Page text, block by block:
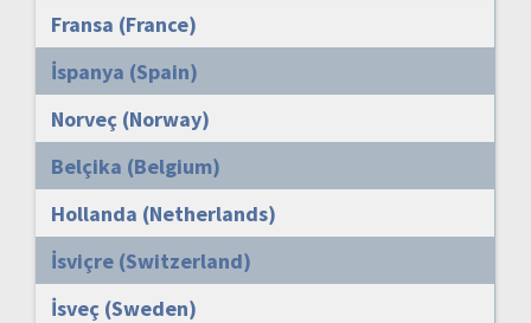
Fransa (France)
İspanya (Spain)
Norveç (Norway)
Belçika (Belgium)
Hollanda (Netherlands)
İsviçre (Switzerland)
İsveç (Sweden)